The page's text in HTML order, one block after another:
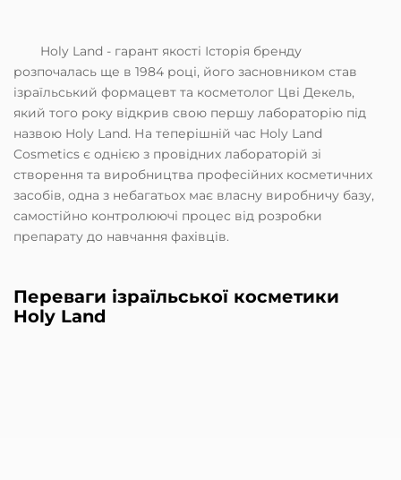
Holy Land - гарант якості Історія бренду
розпочалась ще в 1984 році, його засновником став
ізраїльський формацевт та косметолог Цві Декель,
який того року відкрив свою першу лабораторію під
назвою Holy Land. На теперішній час Holy Land
Cosmetics є однією з провідних лабораторій зі
створення та виробництва професійних косметичних
засобів, одна з небагатьох має власну виробничу базу,
самостійно контролюючі процес від розробки
препарату до навчання фахівців.
Переваги ізраїльської косметики
Holy Land